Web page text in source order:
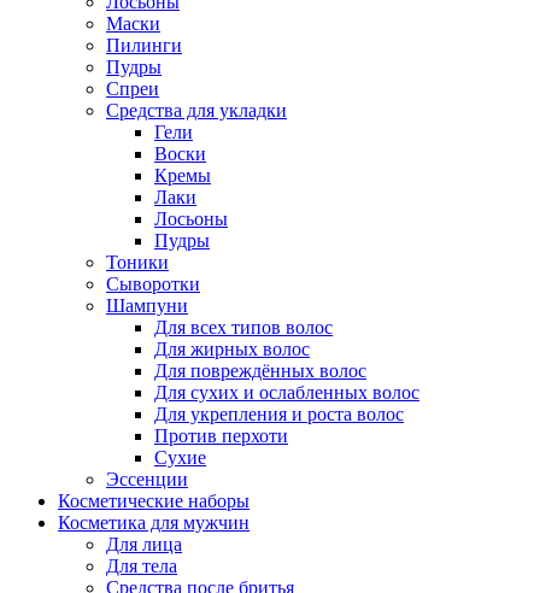
Маски
Пилинги
Пудры
Спреи
Средства для укладки
Гели
Воски
Кремы
Лаки
Лосьоны
Пудры
Тоники
Сыворотки
Шампуни
Для всех типов волос
Для жирных волос
Для повреждённых волос
Для сухих и ослабленных волос
Для укрепления и роста волос
Против перхоти
Сухие
Эссенции
Косметические наборы
Косметика для мужчин
Для лица
Для тела
Средства после бритья